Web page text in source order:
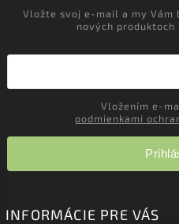
Vložte svoj e-mail a my Vám
nových produktoch
podmienkami
INFORMÁCIE PRE VÁS